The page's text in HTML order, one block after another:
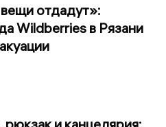
отдадут»:
Wildberries в Рязани